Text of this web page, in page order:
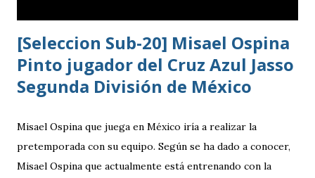
[Seleccion Sub-20] Misael Ospina
Pinto jugador del Cruz Azul Jasso
Segunda División de México
Misael Ospina que juega en México iría a realizar la
pretemporada con su equipo. Según se ha dado a conocer,
Misael Ospina que actualmente está entrenando con la